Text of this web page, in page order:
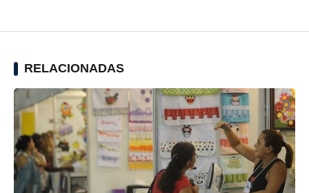
RELACIONADAS